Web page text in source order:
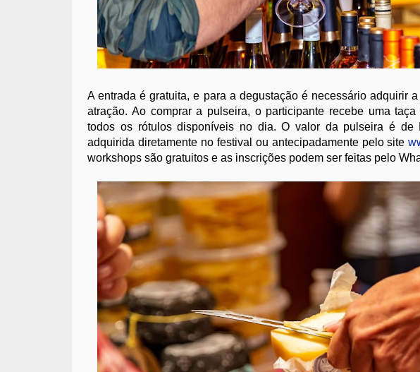
A entrada é gratuita, e para a degustação é necessário adquirir
atração. Ao comprar a pulseira, o participante recebe uma
todos os rótulos disponíveis no dia. O valor da pulseira é
adquirida diretamente no festival ou antecipadamente pelo site
workshops são gratuitos e as inscrições podem ser feitas pelo